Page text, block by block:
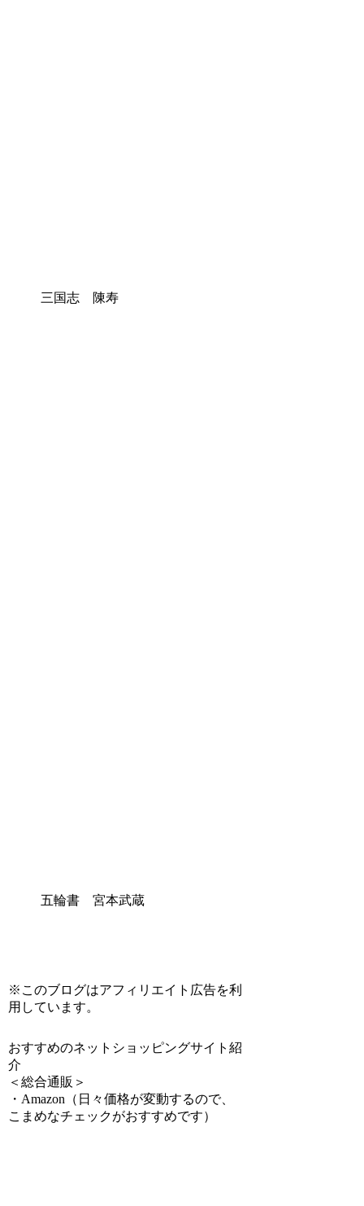
三国志 陳寿
五輪書 宮本武蔵
※このブログはアフィリエイト広告を利
用しています。
おすすめのネットショッピングサイト紹
介
＜総合通販＞
・Amazon（日々価格が変動するので、
こまめなチェックがおすすめです）